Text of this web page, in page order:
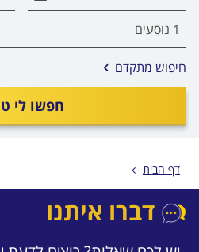
חפשו לי
חיפוש מתקדם אפשרויות
החיפוש
לפני
דף הבית
דברו איתנו